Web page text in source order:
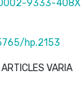
9333-408X
hp.2153
VARIA